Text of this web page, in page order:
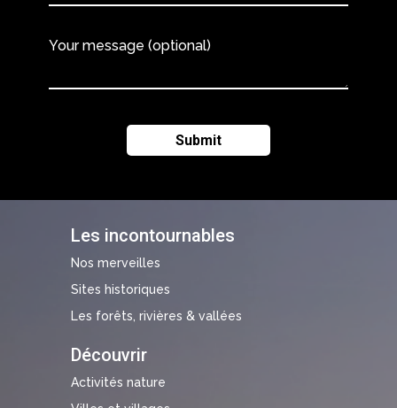
Les incontournables
Nos merveilles
Sites historiques
Les forêts, rivières & vallées
Découvrir
Activités nature
Your message (optional)